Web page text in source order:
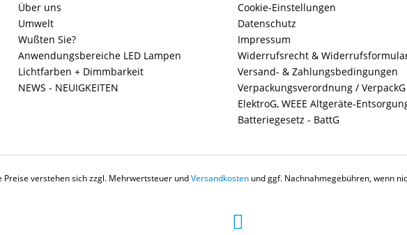
Über uns
Umwelt
Wußten Sie?
Anwendungsbereiche LED Lampen
Lichtfarben + Dimmbarkeit
NEWS - NEUIGKEITEN
Cookie-Einstellungen
Datenschutz
Impressum
Widerrufsrecht &
Versand- & Zahlungsbedingungen
Verpackungsverordnung / VerpackG
ElektroG, WEEE Altgeräte-
Batteriegesetz - BattG
Preise verstehen sich zzgl. Mehrwertsteuer undVersandkosten und ggf. Nachnahmegebühren, wenn